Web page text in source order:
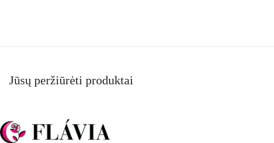
Jūsų peržiūrėti produktai